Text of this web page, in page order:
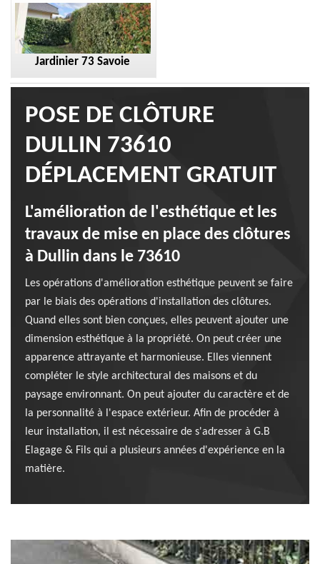
Jardinier 73 Savoie
POSE DE CLÔTURE
DULLIN 73610
DÉPLACEMENT GRATUIT
L'amélioration de l'esthétique et les
travaux de mise en place des clôtures
à Dullin dans le 73610
Les opérations d'amélioration esthétique peuvent se faire
par le biais des opérations d'installation des clôtures.
Quand elles sont bien conçues, elles peuvent ajouter une
dimension esthétique à la propriété. On peut créer une
apparence attrayante et harmonieuse. Elles viennent
compléter le style architectural des maisons et du
paysage environnant. On peut ajouter du caractère et de
la personnalité à l'espace extérieur. Afin de procéder à
leur installation, il est nécessaire de s'adresser à G.B
Elagage & Fils qui a plusieurs années d'expérience en la
matière.